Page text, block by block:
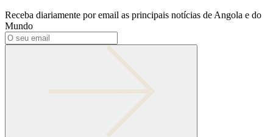
Receba diariamente por email as principais notícias de Angola e do
Mundo